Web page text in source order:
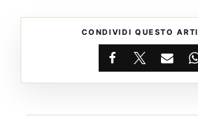
CONDIVIDI QUESTO
Facebook
X Email